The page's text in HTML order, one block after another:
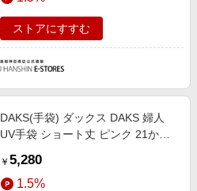
ストアにすすむ
DAKS(手袋) ダックス DAKS 婦人
UV手袋 ショート丈 ピンク 21から
25cm/M
￥ 5,280
1.5%